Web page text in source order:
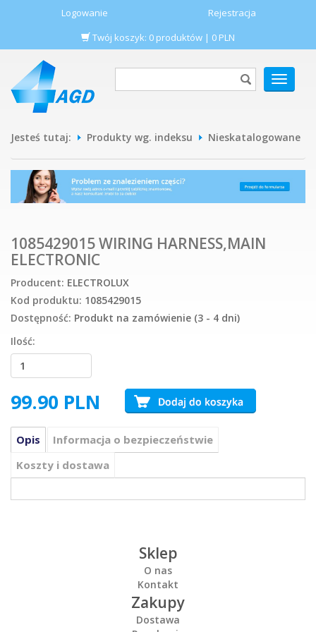
Logowanie
Rejestracja
Twój koszyk: 0 produktów | 0 PLN
POKAŻ
MENU
Jesteś tutaj: Produkty wg. indeksu Nieskatalogowane
1085429015 WIRING HARNESS,MAIN
ELECTRONIC
Producent: ELECTROLUX
Kod produktu: 1085429015
Dostępność: Produkt na zamówienie (3 - 4 dni)
Ilość:
99.90 PLN
Opis
Informacja o bezpieczeństwie
Koszty i dostawa
Sklep
O nas
Kontakt
Zakupy
Dostawa